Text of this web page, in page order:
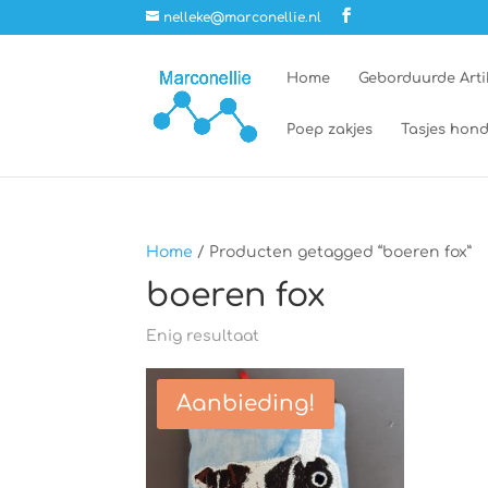
nelleke@marconellie.nl
Home Geborduurde
Poep zakjes Tasjes
Home / Producten getagged “boeren fox”
boeren fox
Enig resultaat
Aanbieding!